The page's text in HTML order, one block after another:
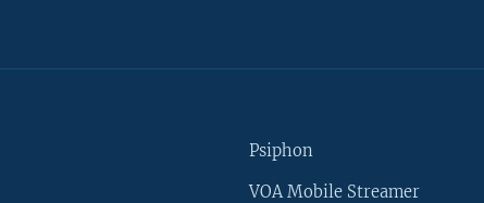
Psiphon
VOA Mobile Streamer